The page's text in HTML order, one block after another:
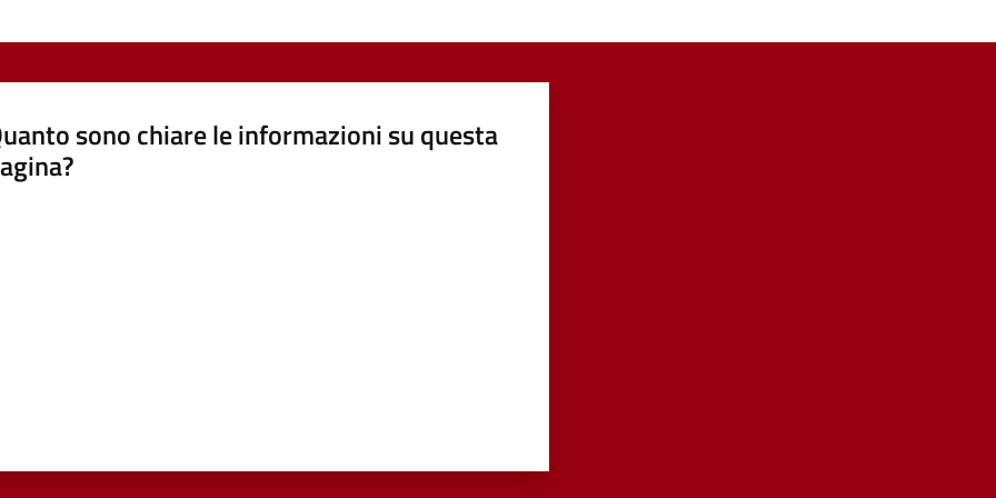
sono chiare le informazioni su questa